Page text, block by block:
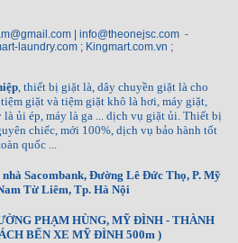
| info@theonejsc.com -
laundry.com ; Kingmart.com.vn ;
, thiết bị giặt là, dây chuyền giặt là cho
giặt và tiệm giặt khô là hơi, máy giặt,
là ủi ép, máy là ga ... dịch vụ giặt ủi. Thiết bị
chiếc, mới 100%, dịch vụ bảo hành tốt
quốc ...
Sacombank, Đường Lê Đức Thọ, P. Mỹ
Từ Liêm, Tp. Hà Nội
PHẠM HÙNG, MỸ ĐÌNH - THÀNH
BẾN XE MỸ ĐÌNH 500m )